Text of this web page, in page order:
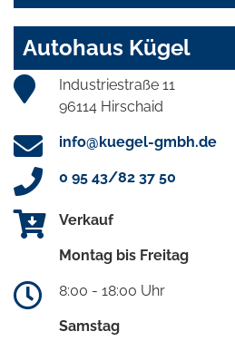
Autohaus Kügel
Industriestraße 11
96114 Hirschaid
info@kuegel-gmbh.de
0 95 43/82 37 50
Verkauf
Montag bis Freitag
8:00 - 18:00 Uhr
Samstag